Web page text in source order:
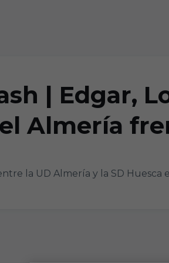
| Edgar,
Almería
la UD Almería y la SD